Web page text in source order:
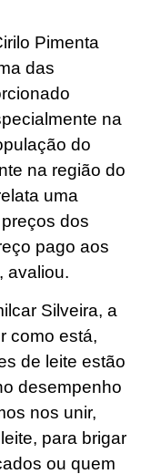
Pimenta
das
na
do
na região do
uma
dos
pago aos
avaliou.
Silveira, a
como está,
de leite estão
desempenho
nos unir,
para brigar
ou quem